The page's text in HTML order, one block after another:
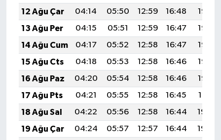
12 Ağu Çar
04:14 05:50 12:59 16:48
19:57
13 Ağu Per
04:15 05:51 12:59 16:47
19:56
14 Ağu Cum
04:17 05:52 12:58 16:47
19:55
15 Ağu Cts
04:18 05:53 12:58 16:46
19:53
16 Ağu Paz
04:20 05:54 12:58 16:46
19:52
17 Ağu Pts
04:21 05:55 12:58 16:45
19:51
18 Ağu Sal
04:22 05:56 12:58 16:44
19:49
19 Ağu Çar
04:24 05:57 12:57 16:44
19:48